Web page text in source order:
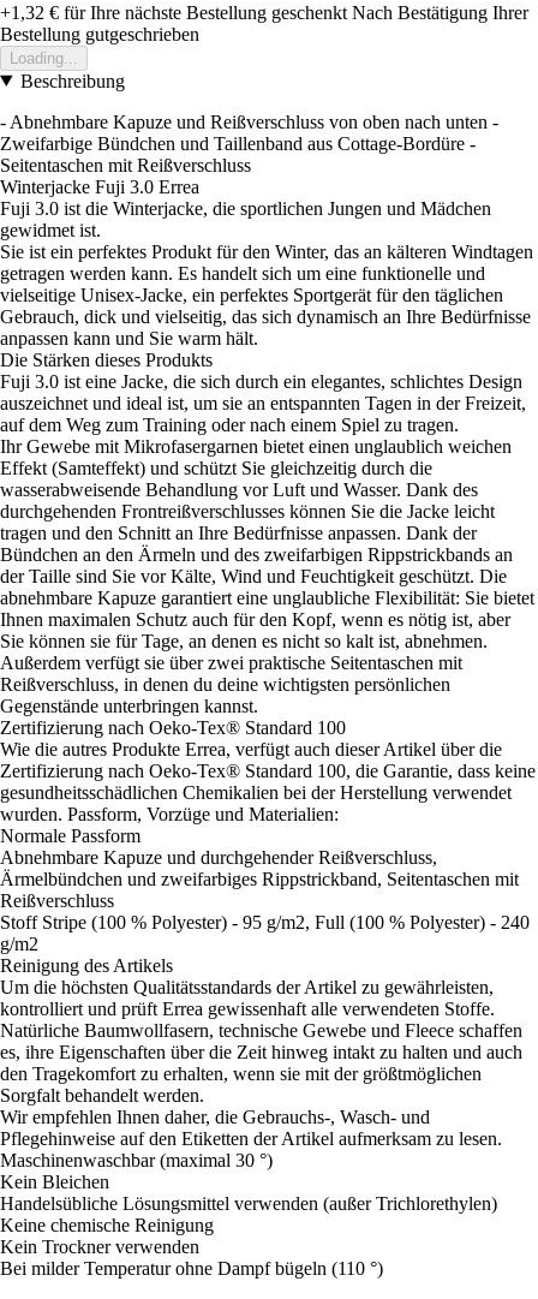
+1,32 € für Ihre nächste Bestellung geschenkt Nach Bestätigung Ihrer
Bestellung gutgeschrieben
Loading...
Beschreibung
- Abnehmbare Kapuze und Reißverschluss von oben nach unten -
Zweifarbige Bündchen und Taillenband aus Cottage-Bordüre -
Seitentaschen mit Reißverschluss
Winterjacke Fuji 3.0 Errea
Fuji 3.0 ist die Winterjacke, die sportlichen Jungen und Mädchen
gewidmet ist.
Sie ist ein perfektes Produkt für den Winter, das an kälteren Windtagen
getragen werden kann. Es handelt sich um eine funktionelle und
vielseitige Unisex-Jacke, ein perfektes Sportgerät für den täglichen
Gebrauch, dick und vielseitig, das sich dynamisch an Ihre Bedürfnisse
anpassen kann und Sie warm hält.
Die Stärken dieses Produkts
Fuji 3.0 ist eine Jacke, die sich durch ein elegantes, schlichtes Design
auszeichnet und ideal ist, um sie an entspannten Tagen in der Freizeit,
auf dem Weg zum Training oder nach einem Spiel zu tragen.
Ihr Gewebe mit Mikrofasergarnen bietet einen unglaublich weichen
Effekt (Samteffekt) und schützt Sie gleichzeitig durch die
wasserabweisende Behandlung vor Luft und Wasser. Dank des
durchgehenden Frontreißverschlusses können Sie die Jacke leicht
tragen und den Schnitt an Ihre Bedürfnisse anpassen. Dank der
Bündchen an den Ärmeln und des zweifarbigen Rippstrickbands an
der Taille sind Sie vor Kälte, Wind und Feuchtigkeit geschützt. Die
abnehmbare Kapuze garantiert eine unglaubliche Flexibilität: Sie bietet
Ihnen maximalen Schutz auch für den Kopf, wenn es nötig ist, aber
Sie können sie für Tage, an denen es nicht so kalt ist, abnehmen.
Außerdem verfügt sie über zwei praktische Seitentaschen mit
Reißverschluss, in denen du deine wichtigsten persönlichen
Gegenstände unterbringen kannst.
Zertifizierung nach Oeko-Tex® Standard 100
Wie die autres Produkte Errea, verfügt auch dieser Artikel über die
Zertifizierung nach Oeko-Tex® Standard 100, die Garantie, dass keine
gesundheitsschädlichen Chemikalien bei der Herstellung verwendet
wurden. Passform, Vorzüge und Materialien:
Normale Passform
Abnehmbare Kapuze und durchgehender Reißverschluss,
Ärmelbündchen und zweifarbiges Rippstrickband, Seitentaschen mit
Reißverschluss
Stoff Stripe (100 % Polyester) - 95 g/m2, Full (100 % Polyester) - 240
g/m2
Reinigung des Artikels
Um die höchsten Qualitätsstandards der Artikel zu gewährleisten,
kontrolliert und prüft Errea gewissenhaft alle verwendeten Stoffe.
Natürliche Baumwollfasern, technische Gewebe und Fleece schaffen
es, ihre Eigenschaften über die Zeit hinweg intakt zu halten und auch
den Tragekomfort zu erhalten, wenn sie mit der größtmöglichen
Sorgfalt behandelt werden.
Wir empfehlen Ihnen daher, die Gebrauchs-, Wasch- und
Pflegehinweise auf den Etiketten der Artikel aufmerksam zu lesen.
Maschinenwaschbar (maximal 30 °)
Kein Bleichen
Handelsübliche Lösungsmittel verwenden (außer Trichlorethylen)
Keine chemische Reinigung
Kein Trockner verwenden
Bei milder Temperatur ohne Dampf bügeln (110 °)